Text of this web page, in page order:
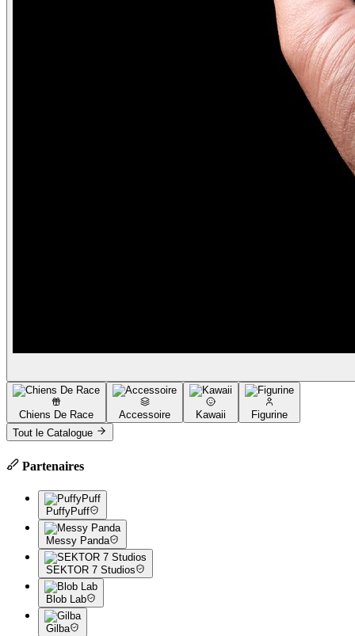
Chiens De Race Accessoire Kawaii
Figurine
Tout le Catalogue
Partenaires
PuffyPuff
Messy Panda
SEKTOR 7 Studios
Blob Lab
Gilba